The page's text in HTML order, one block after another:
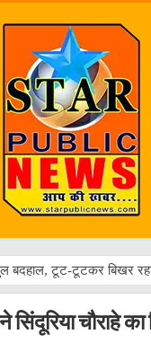
सिंदूरिया चौराहे का